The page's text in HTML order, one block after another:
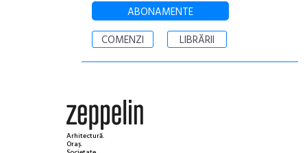
ABONAMENTE
COMENZI
LIBRĂRII
Arhitectură.
Oraș.